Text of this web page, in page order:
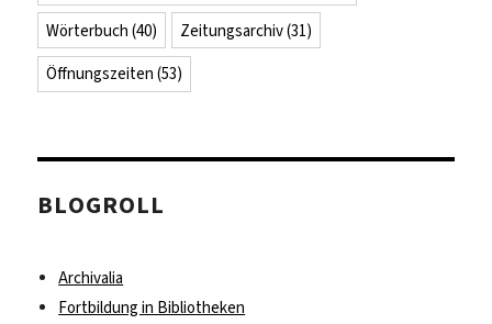
Wörterbuch (40) Zeitungsarchiv(31)
Öffnungszeiten (53)
BLOGROLL
Archivalia
Fortbildung in Bibliotheken